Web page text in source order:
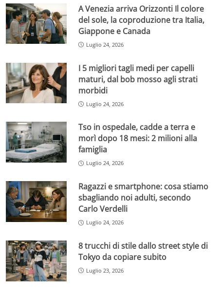
A Venezia arriva Orizzonti Il colore
del sole, la coproduzione tra Italia,
Giappone e Canada
Luglio 24, 2026
I 5 migliori tagli medi per capelli
maturi, dal bob mosso agli strati
morbidi
Luglio 24, 2026
Tso in ospedale, cadde a terra e
morì dopo 18 mesi: 2 milioni alla
famiglia
Luglio 24, 2026
Ragazzi e smartphone: cosa stiamo
sbagliando noi adulti, secondo
Carlo Verdelli
Luglio 24, 2026
8 trucchi di stile dallo street style di
Tokyo da copiare subito
Luglio 23, 2026